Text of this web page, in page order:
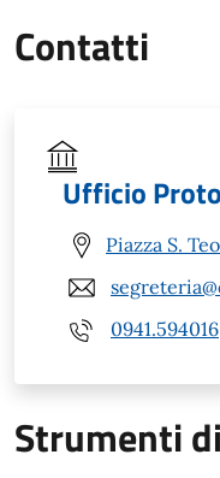
Contatti
Ufficio
Piazza S.
0941.594016
Strumenti